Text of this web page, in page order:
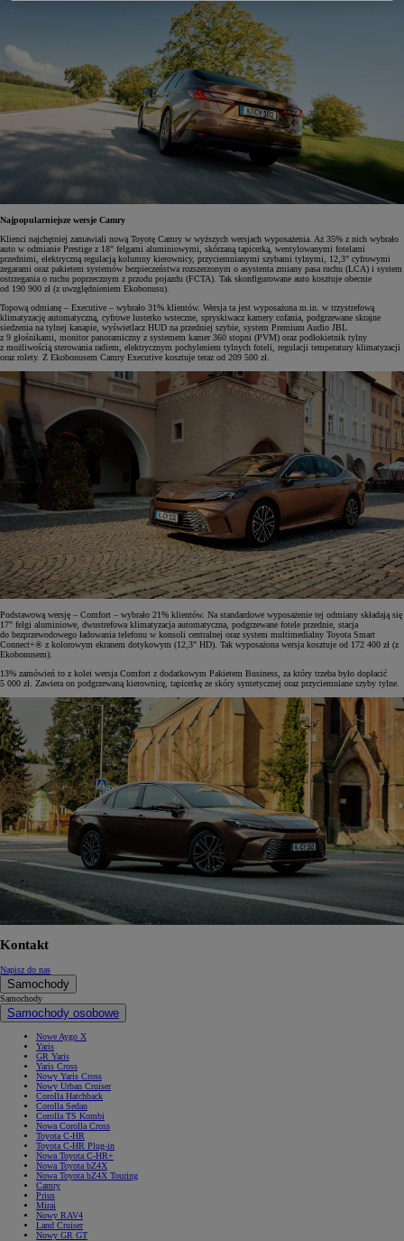
Najpopularniejsze wersje Camry
Klienci najchętniej zamawiali nową Toyotę Camry w wyższych wersjach wyposażenia. Aż 35% z nich wybrało
auto w odmianie Prestige z 18" felgami aluminiowymi, skórzaną tapicerką, wentylowanymi fotelami
przednimi, elektryczną regulacją kolumny kierownicy, przyciemnianymi szybami tylnymi, 12,3" cyfrowymi
zegarami oraz pakietem systemów bezpieczeństwa rozszerzonym o asystenta zmiany pasa ruchu (LCA) i system
ostrzegania o ruchu poprzecznym z przodu pojazdu (FCTA). Tak skonfigurowane auto kosztuje obecnie
od 190 900 zł (z uwzględnieniem Ekobonusu).
Topową odmianę – Executive – wybrało 31% klientów. Wersja ta jest wyposażona m.in. w trzystrefową
klimatyzację automatyczną, cyfrowe lusterko wsteczne, spryskiwacz kamery cofania, podgrzewane skrajne
siedzenia na tylnej kanapie, wyświetlacz HUD na przedniej szybie, system Premium Audio JBL
z 9 głośnikami, monitor panoramiczny z systemem kamer 360 stopni (PVM) oraz podłokietnik tylny
z możliwością̨ sterowania radiem, elektrycznym pochyleniem tylnych foteli, regulacji temperatury klimatyzacji
oraz rolety. Z Ekobonusem Camry Executive kosztuje teraz od 209 500 zł.
Podstawową wersję – Comfort – wybrało 21% klientów. Na standardowe wyposażenie tej odmiany składają się
17" felgi aluminiowe, dwustrefowa klimatyzacja automatyczna, podgrzewane fotele przednie, stacja
do bezprzewodowego ładowania telefonu w konsoli centralnej oraz system multimedialny Toyota Smart
Connect+® z kolorowym ekranem dotykowym (12,3" HD). Tak wyposażona wersja kosztuje od 172 400 zł (z
Ekobonusem).
13% zamówień to z kolei wersja Comfort z dodatkowym Pakietem Business, za który trzeba było dopłacić
5 000 zł. Zawiera on podgrzewaną kierownicę, tapicerkę ze skóry syntetycznej oraz przyciemniane szyby tylne.
Kontakt
Napisz do nas
Samochody
Samochody
Samochody osobowe
Nowe Aygo X
Yaris
GR Yaris
Yaris Cross
Nowy Yaris Cross
Nowy Urban Cruiser
Corolla Hatchback
Corolla Sedan
Corolla TS Kombi
Nowa Corolla Cross
Toyota C-HR
Toyota C-HR Plug-in
Nowa Toyota C-HR+
Nowa Toyota bZ4X
Nowa Toyota bZ4X Touring
Camry
Prius
Mirai
Nowy RAV4
Land Cruiser
Nowy GR GT